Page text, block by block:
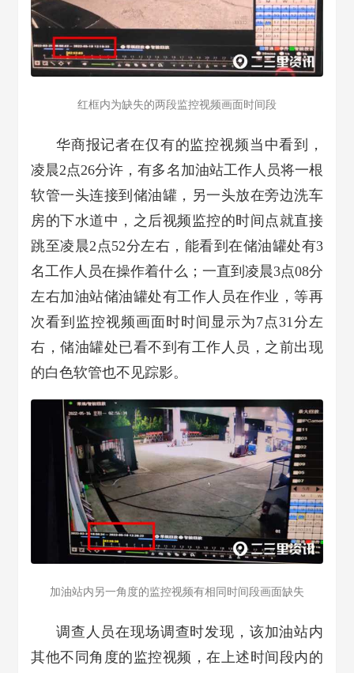
红框内为缺失的两段监控视频画面时间段
华商报记者在仅有的监控视频当中看到，
凌晨2点26分许，有多名加油站工作人员将一根
软管一头连接到储油罐，另一头放在旁边洗车
房的下水道中，之后视频监控的时间点就直接
跳至凌晨2点52分左右，能看到在储油罐处有3
名工作人员在操作着什么；一直到凌晨3点08分
左右加油站储油罐处有工作人员在作业，等再
次看到监控视频画面时时间显示为7点31分左
右，储油罐处已看不到有工作人员，之前出现
的白色软管也不见踪影。
加油站内另一角度的监控视频有相同时间段画面缺失
调查人员在现场调查时发现，该加油站内
其他不同角度的监控视频，在上述时间段内的